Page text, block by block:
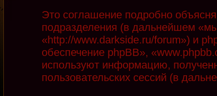
Это соглашение подробно
подразделения (в дальнейшем
«http://www.darkside.ru/forum») и
обеспечение phpBB»,
используют информацию,
пользовательских сессий (в